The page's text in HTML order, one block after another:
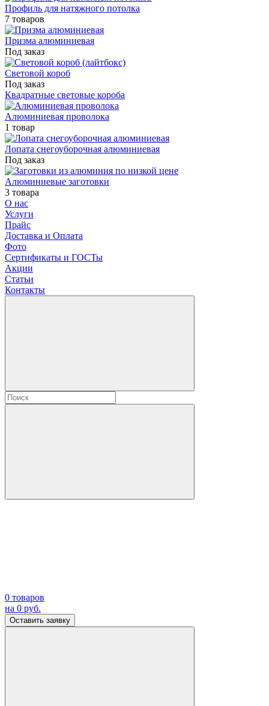
Профиль для натяжного потолка
7 товаров
Призма алюминиевая
Под заказ
Световой короб
Под заказ
Квадратные световые короба
Алюминиевая проволока
1 товар
Лопата снегоуборочная алюминиевая
Под заказ
Алюминиевые заготовки
3 товара
О нас
Услуги
Прайс
Доставка и Оплата
Фото
Сертификаты и ГОСТы
Акции
Статьи
Контакты
0 товаров
на 0 руб.
Оставить заявку